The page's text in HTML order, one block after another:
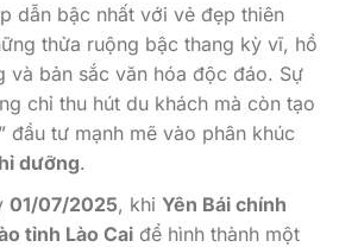
dẫn bậc nhất với vẻ đẹp thiên
thửa ruộng bậc thang kỳ vĩ, hồ
và bản sắc văn hóa độc đáo. Sự
chỉ thu hút du khách mà còn tạo
đầu tư mạnh mẽ vào phân khúc
dưỡng.
01/07/2025, khi Yên Bái chính
tỉnh Lào Caiđể hình thành một